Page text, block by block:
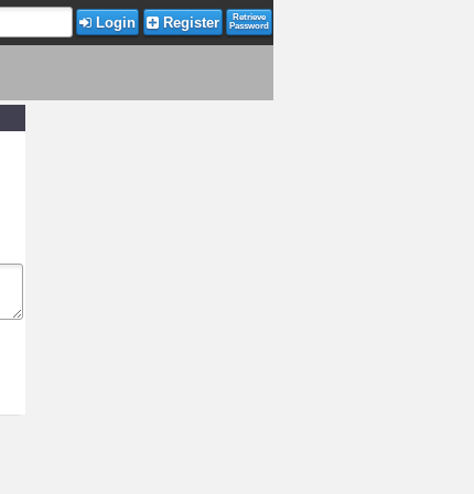
Login Register
Retrieve
Password